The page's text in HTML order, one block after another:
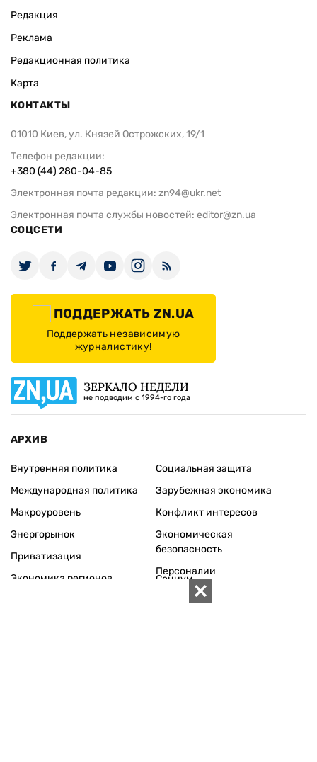
Редакция
Реклама
Редакционная политика
Карта
КОНТАКТЫ
01010 Киев, ул. Князей Острожских, 19/1
Телефон редакции:
+380 (44) 280-04-85
Электронная почта редакции: zn94@ukr.net
Электронная почта службы новостей: editor@zn.ua
СОЦСЕТИ
ПОДДЕРЖАТЬ ZN.UA
Поддержать независимую
журналистику!
ЗЕРКАЛО НЕДЕЛИ
не подводим с 1994-го года
АРХИВ
Внутренняя политика
Международная политика
Макроуровень
Энергорынок
Приватизация
Экономика регионов
Социальная защита
Зарубежная экономика
Конфликт интересов
Экономическая
безопасность
Персоналии
Социум
История